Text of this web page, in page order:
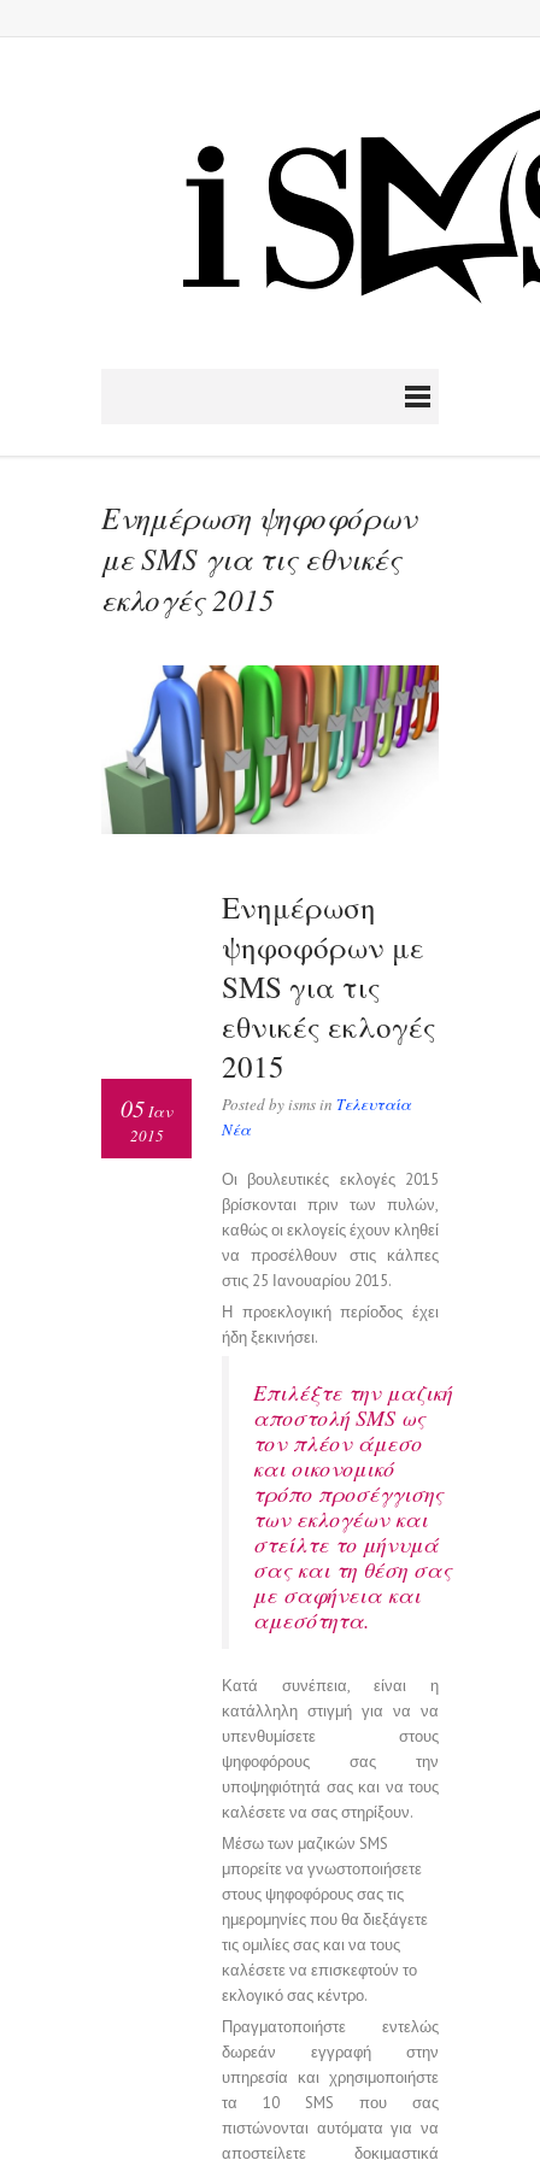
Ενημέρωση ψηφοφόρων
με SMS για τις εθνικές
εκλογές 2015
Ενημέρωση
ψηφοφόρων με
SMS για τις
εθνικές εκλογές
2015
Posted by isms in Τελευταία
Νέα
05Ιαν
2015
Οι βουλευτικές εκλογές 2015
βρίσκονται πριν των πυλών,
καθώς οι εκλογείς έχουν κληθεί
να προσέλθουν στις κάλπες
στις 25 Ιανουαρίου 2015.
Η προεκλογική περίοδος έχει
ήδη ξεκινήσει.
Επιλέξτε την μαζική
αποστολή SMS ως
τον πλέον άμεσο
και οικονομικό
τρόπο προσέγγισης
των εκλογέων και
στείλτε το μήνυμά
σας και τη θέση σας
με σαφήνεια και
αμεσότητα.
Κατά συνέπεια, είναι η
κατάλληλη στιγμή για να να
υπενθυμίσετε στους
ψηφοφόρους σας την
υποψηφιότητά σας και να τους
καλέσετε να σας στηρίξουν.
Μέσω των μαζικών SMS
μπορείτε να γνωστοποιήσετε
στους ψηφοφόρους σας τις
ημερομηνίες που θα διεξάγετε
τις ομιλίες σας και να τους
καλέσετε να επισκεφτούν το
εκλογικό σας κέντρο.
Πραγματοποιήστε εντελώς
δωρεάν εγγραφή στην
υπηρεσία και χρησιμοποιήστε
τα 10 SMS που σας
πιστώνονται αυτόματα για να
αποστείλετε δοκιμαστικά